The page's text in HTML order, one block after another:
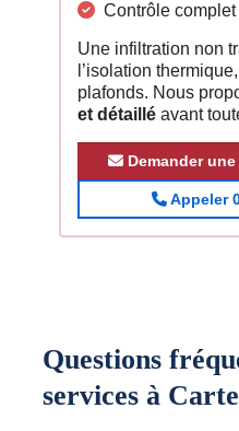
Contrôle
Une infiltration non
l’isolation
plafonds. Nous
et détaillé avant
Demander
Appeler
Questions
services à